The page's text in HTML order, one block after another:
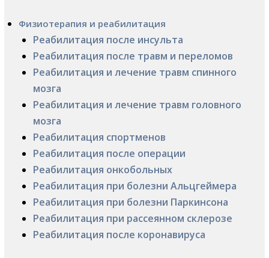
Физиотерапия и реабилитация
Реабилитация после инсульта
Реабилитация после травм и переломов
Реабилитация и лечение травм спинного
мозга
Реабилитация и лечение травм головного
мозга
Реабилитация спортменов
Реабилитация после операции
Реабилитация онкобольных
Реабилитация при болезни Альцгеймера
Реабилитация при болезни Паркинсона
Реабилитация при рассеянном склерозе
Реабилитация после коронавируса